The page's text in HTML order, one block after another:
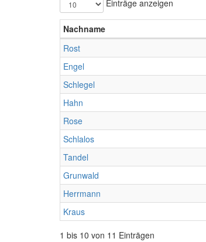
Einträge anzeigen
Nachname
Rost
Engel
Schlegel
Hahn
Rose
Schlalos
Tandel
Grunwald
Herrmann
Kraus
1 bis 10 von 11 Einträgen